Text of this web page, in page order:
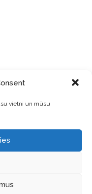
vietni un mūsu